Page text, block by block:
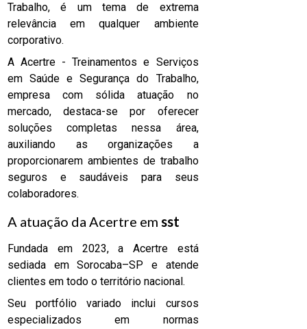
Trabalho, é um tema de extrema
relevância em qualquer ambiente
corporativo.
A Acertre - Treinamentos e Serviços
em Saúde e Segurança do Trabalho,
empresa com sólida atuação no
mercado, destaca-se por oferecer
soluções completas nessa área,
auxiliando as organizações a
proporcionarem ambientes de trabalho
seguros e saudáveis para seus
colaboradores.
A atuação da Acertre emsst
Fundada em 2023, a Acertre está
sediada em Sorocaba–SP e atende
clientes em todo o território nacional.
Seu portfólio variado inclui cursos
especializados em normas